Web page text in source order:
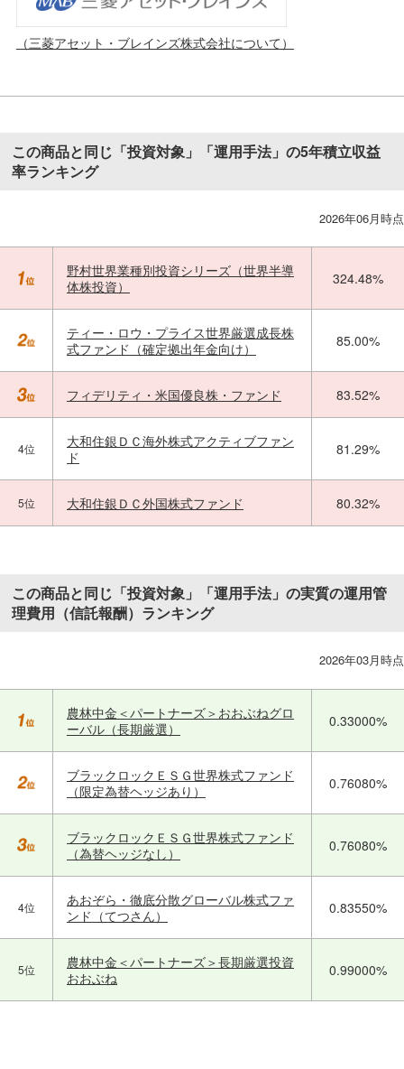
（三菱アセット・ブレインズ株式会社について）
この商品と同じ「投資対象」「運用手法」の5年積立収益
率ランキング
2026年06月時点
野村世界業種別投資シリーズ（世界半導
体株投資）
324.48%
ティー・ロウ・プライス世界厳選成長株
式ファンド（確定拠出年金向け）
85.00%
フィデリティ・米国優良株・ファンド 83.52%
4位
大和住銀ＤＣ海外株式アクティブファン
ド
81.29%
5位 大和住銀ＤＣ外国株式ファンド 80.32%
この商品と同じ「投資対象」「運用手法」の実質の運用管
理費用（信託報酬）ランキング
2026年03月時点
農林中金＜パートナーズ＞おおぶねグロ
ーバル（長期厳選）
0.33000%
ブラックロックＥＳＧ世界株式ファンド
（限定為替ヘッジあり）
0.76080%
ブラックロックＥＳＧ世界株式ファンド
（為替ヘッジなし）
0.76080%
4位
あおぞら・徹底分散グローバル株式ファ
ンド（てつさん）
0.83550%
5位
農林中金＜パートナーズ＞長期厳選投資
おおぶね
0.99000%